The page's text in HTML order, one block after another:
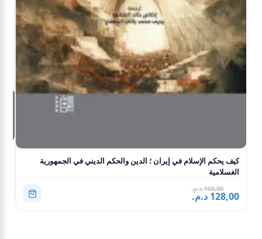
كيف يحكم الإسلام في إيران ؛ الدين والحكم الديني في الجمهورية
الغسلامية
160,00 د.م.
128,00 د.م.